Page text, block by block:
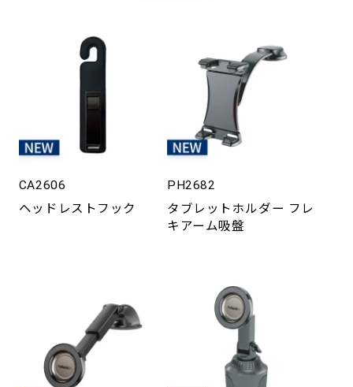
CA2606
ヘッドレストフック
PH2682
タブレットホルダー フレ
キアーム吸盤